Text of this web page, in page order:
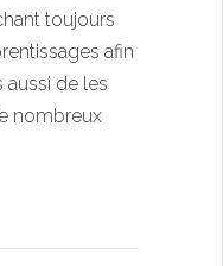
toujours
afin
aussi de les
nombreux